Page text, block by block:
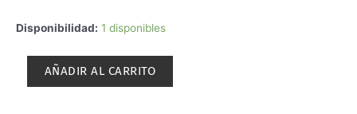
Disponibilidad: 1 disponibles
FLOCADO
AÑADIR AL CARRITO